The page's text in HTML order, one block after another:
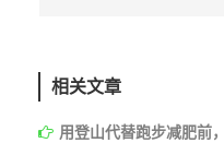
相关文章
用登山代替跑步减肥前